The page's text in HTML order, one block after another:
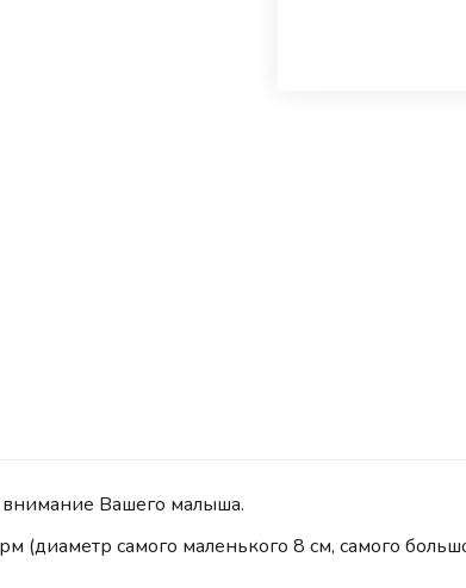
Вашего малыша.
самого маленького 8 см, самого